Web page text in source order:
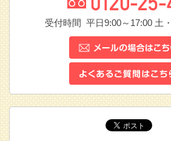
受付時間 平日9:00～17:00土